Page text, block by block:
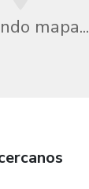
mapa...